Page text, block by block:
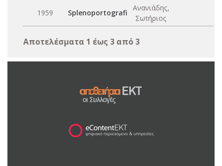
1959 Splenoportografi
Ανανιάδης,
Σωτήριος
Αποτελέσματα 1 έως 3 από 3